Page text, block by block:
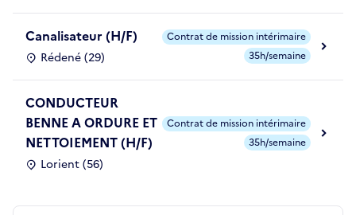
Canalisateur (H/F)
Rédené (29)
Contrat de mission intérimaire
35h/semaine
CONDUCTEUR
BENNE A ORDURE ET
NETTOIEMENT (H/F)
Lorient (56)
Contrat de mission intérimaire
35h/semaine